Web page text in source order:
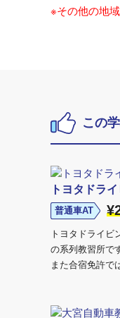
※その他の地
この
トヨタドラ
普通車AT
トヨタドライビ
の系列教習所で
また合宿免許で